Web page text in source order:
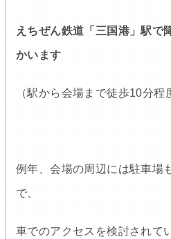
えちぜん鉄道「三国港」駅で
かいます
（駅から会場まで徒歩10分程
例年、会場の周辺には駐車場
で、
車でのアクセスを検討されて